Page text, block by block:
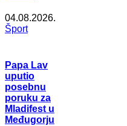
04.08.2026.
Šport
Papa Lav
uputio
posebnu
poruku za
Mladifest u
Međugorju